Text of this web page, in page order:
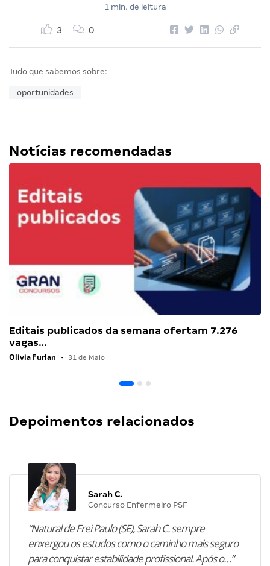
1 min. de leitura
3 0
Tudo que sabemos sobre:
oportunidades
Notícias recomendadas
Editais publicados da semana ofertam 7.276
vagas…
Olivia Furlan • 31 de Maio
Depoimentos relacionados
Sarah C.
Concurso Enfermeiro PSF
“Natural de Frei Paulo (SE), Sarah C. sempre
enxergou os estudos como o caminho mais seguro
para conquistar estabilidade profissional. Após o…”